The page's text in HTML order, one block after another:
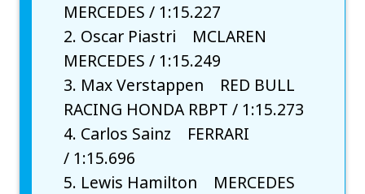
MERCEDES / 1:15.227
2. Oscar Piastri MCLAREN
MERCEDES / 1:15.249
3. Max Verstappen RED BULL
RACING HONDA RBPT / 1:15.273
4. Carlos Sainz FERRARI
/ 1:15.696
5. Lewis Hamilton MERCEDES